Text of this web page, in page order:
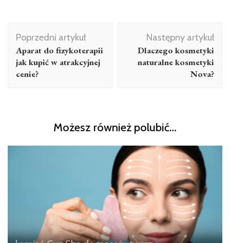
Nawigacja
wpisu
Poprzedni artykuł
Aparat do fizykoterapii
jak kupić w atrakcyjnej
cenie?
Następny artykuł
Dlaczego kosmetyki
naturalne kosmetyki
Nova?
Możesz również polubić…